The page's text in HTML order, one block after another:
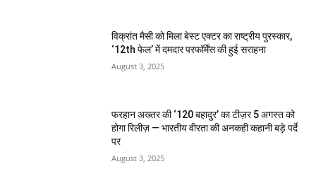
विक्रांत मैसी को मिला बेस्ट एक्टर का राष्ट्रीय पुरस्कार,
‘12th फेल’ में दमदार परफॉर्मेंस की हुई सराहना
August 3, 2025
फरहान अख्तर की ‘120 बहादुर’ का टीज़र 5 अगस्त को
होगा रिलीज़ — भारतीय वीरता की अनकही कहानी बड़े पर्दे
पर
August 3, 2025